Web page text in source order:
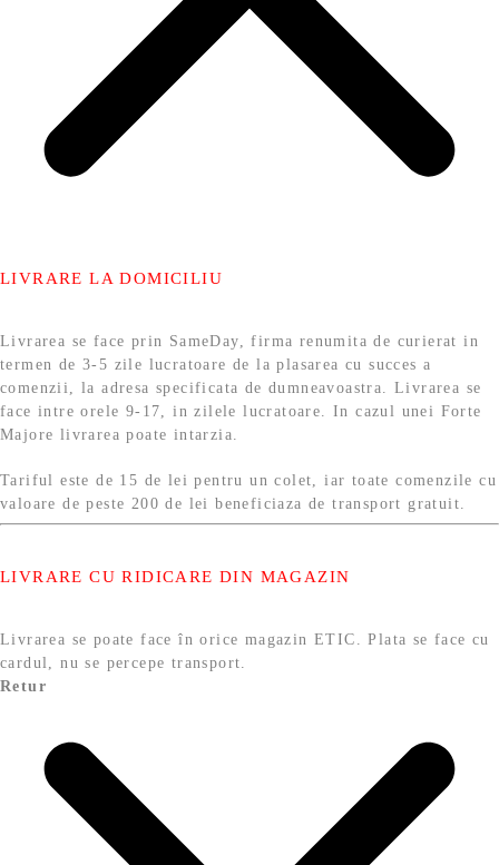
LIVRARE LA DOMICILIU
Livrarea se face prin SameDay, firma renumita de curierat in
termen de 3-5 zile lucratoare de la plasarea cu succes a
comenzii, la adresa specificata de dumneavoastra. Livrarea se
face intre orele 9-17, in zilele lucratoare. In cazul unei Forte
Majore livrarea poate intarzia.
Tariful este de 15 de lei pentru un colet, iar toate comenzile cu
valoare de peste 200 de lei beneficiaza de transport gratuit.
LIVRARE CU RIDICARE DIN MAGAZIN
Livrarea se poate face în orice magazin ETIC. Plata se face cu
cardul, nu se percepe transport.
Retur